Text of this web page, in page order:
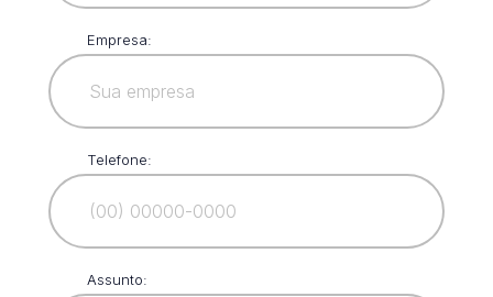
Empresa:
Telefone:
Assunto: